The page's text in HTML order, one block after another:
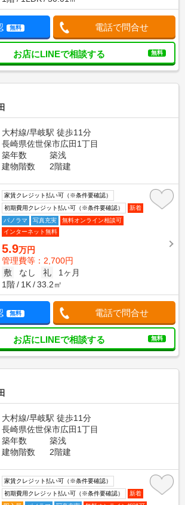
無料 電話で問合せ
お店にLINEで相談する 無料
大村線/早岐駅 徒歩11分
長崎県佐世保市広田1丁目
築年数
築浅
建物階数
2階建
家賃クレジット払い可（※条件要確認）
初期費用クレジット払い可（※条件要確認）
新着
パノラマ
写真充実
無料オンライン相談可
インターネット無料
5.9万円
管理費等：2,700円
敷
なし 礼
1ヶ月
1階
1K 33.2㎡
無料 電話で問合せ
お店にLINEで相談する 無料
大村線/早岐駅 徒歩11分
長崎県佐世保市広田1丁目
築年数
築浅
建物階数
2階建
家賃クレジット払い可（※条件要確認）
初期費用クレジット払い可（※条件要確認）
新着